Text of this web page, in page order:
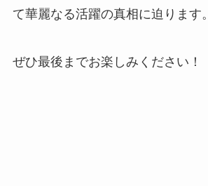
て華麗なる活躍の真相に迫ります。
ぜひ最後までお楽しみください！